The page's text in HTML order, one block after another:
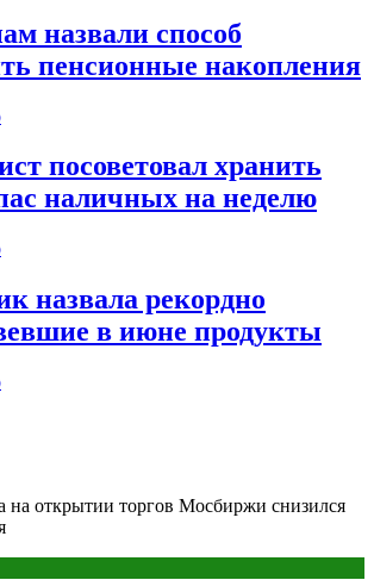
назвали способ
пенсионные накопления
посоветовал хранить
наличных на неделю
назвала рекордно
в июне продукты
на открытии торгов Мосбиржи снизился